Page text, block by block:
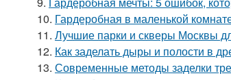
10. Гардеробная в маленькой
11. Лучшие парки и скверы Москвы
12. Как заделать дыры и полости в
13. Современные методы заделки